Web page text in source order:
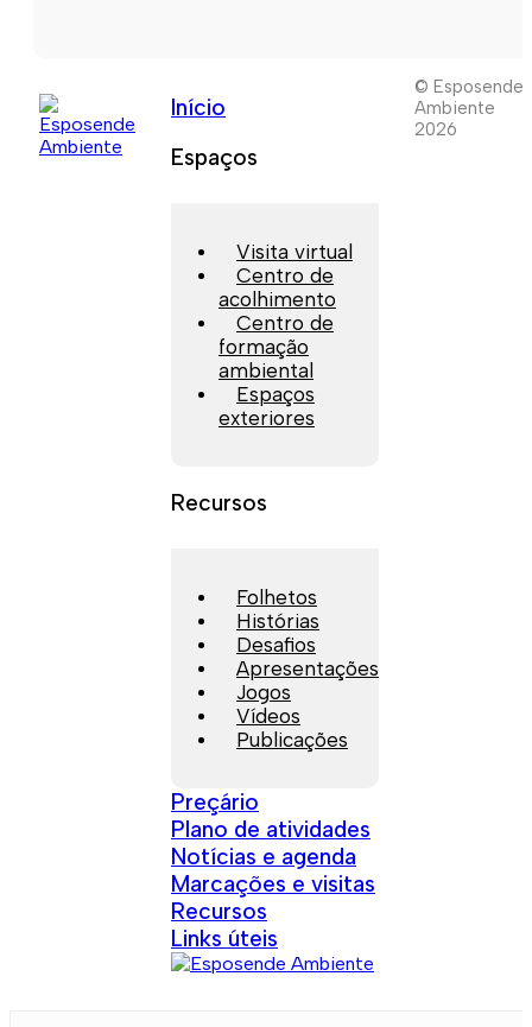
Início
Espaços
Visita virtual
Centro de
acolhimento
Centro de
formação
ambiental
Espaços
exteriores
Recursos
Folhetos
Histórias
Desafios
Apresentações
Jogos
Vídeos
Publicações
Preçário
Plano de atividades
Notícias e agenda
Marcações e visitas
Recursos
Links úteis
© Esposende
Ambiente
2026